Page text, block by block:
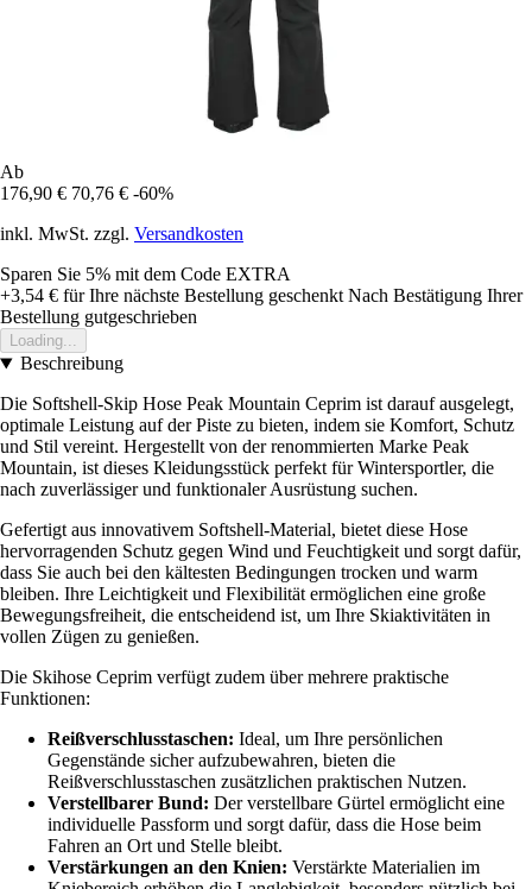
Ab
176,90 € 70,76 € -60%
inkl. MwSt. zzgl. Versandkosten
Sparen Sie 5% mit dem Code EXTRA
+3,54 € für Ihre nächste Bestellung geschenkt Nach Bestätigung Ihrer
Bestellung gutgeschrieben
Loading...
Beschreibung
Die Softshell-Skip Hose Peak Mountain Ceprim ist darauf ausgelegt,
optimale Leistung auf der Piste zu bieten, indem sie Komfort, Schutz
und Stil vereint. Hergestellt von der renommierten Marke Peak
Mountain, ist dieses Kleidungsstück perfekt für Wintersportler, die
nach zuverlässiger und funktionaler Ausrüstung suchen.
Gefertigt aus innovativem Softshell-Material, bietet diese Hose
hervorragenden Schutz gegen Wind und Feuchtigkeit und sorgt dafür,
dass Sie auch bei den kältesten Bedingungen trocken und warm
bleiben. Ihre Leichtigkeit und Flexibilität ermöglichen eine große
Bewegungsfreiheit, die entscheidend ist, um Ihre Skiaktivitäten in
vollen Zügen zu genießen.
Die Skihose Ceprim verfügt zudem über mehrere praktische
Funktionen:
Reißverschlusstaschen: Ideal, um Ihre persönlichen
Gegenstände sicher aufzubewahren, bieten die
Reißverschlusstaschen zusätzlichen praktischen Nutzen.
Verstellbarer Bund: Der verstellbare Gürtel ermöglicht eine
individuelle Passform und sorgt dafür, dass die Hose beim
Fahren an Ort und Stelle bleibt.
Verstärkungen an den Knien: Verstärkte Materialien im